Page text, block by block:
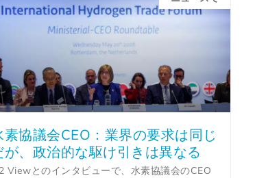
素協議会CEO：業界の要求は同じ
が、政治的な駆け引きは異なる
Viewとのインタビューで、水素協議会のCEO